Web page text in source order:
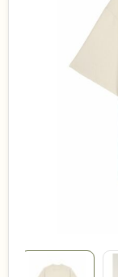
Recycled
Bestsellers